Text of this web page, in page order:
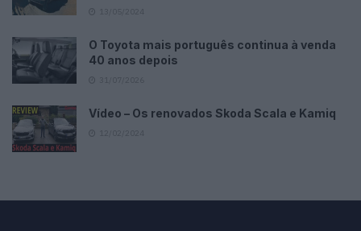
O Toyota mais português continua à venda
40 anos depois
Vídeo – Os renovados Skoda Scala e Kamiq